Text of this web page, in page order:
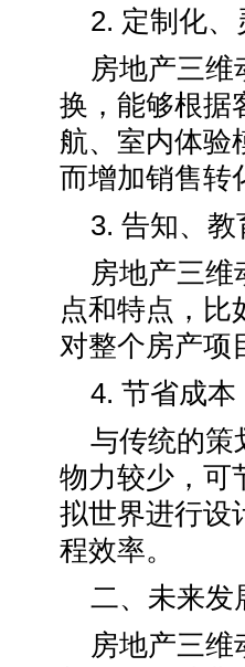
2. 定制化、
房地产三
换，能够根据
航、室内体验
而增加销售转
3. 告知、教
房地产三
点和特点，比
对整个房产项
4. 节省成本
与传统的策
物力较少，可
拟世界进行设
程效率。
二、未来发
房地产三